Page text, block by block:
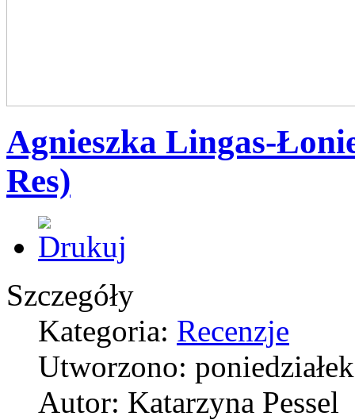
Agnieszka Lingas-
Res)
Szczegóły
Kategoria: Recenzje
Utworzono:
Autor: Katarzyna Pessel